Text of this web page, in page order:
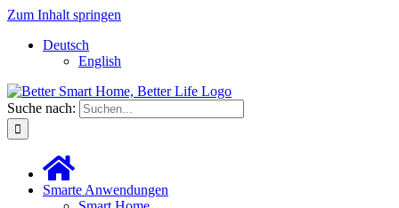
Zum Inhalt springen
Deutsch
English
Suche nach:
Smarte Anwendungen